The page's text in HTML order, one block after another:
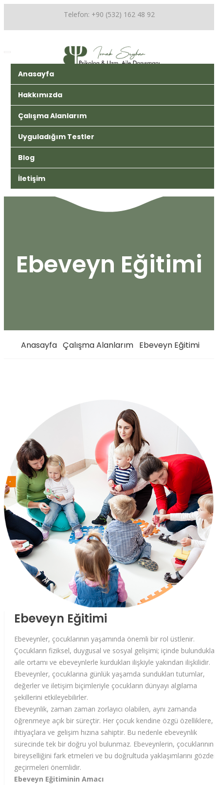
Telefon: +90 (532) 162 48 92
Anasayfa
Hakkımızda
Çalışma Alanlarım
Uyguladığım Testler
Blog
İletişim
Ebeveyn Eğitimi
Anasayfa Çalışma Alanlarım Ebeveyn Eğitimi
Ebeveyn Eğitimi
Ebeveynler, çocuklarının yaşamında önemli bir rol üstlenir.
Çocukların fiziksel, duygusal ve sosyal gelişimi; içinde bulundukları
aile ortamı ve ebeveynlerle kurdukları ilişkiyle yakından ilişkilidir.
Ebeveynler, çocuklarına günlük yaşamda sundukları tutumlar,
değerler ve iletişim biçimleriyle çocukların dünyayı algılama
şekillerini etkileyebilirler.
Ebeveynlik, zaman zaman zorlayıcı olabilen, aynı zamanda
öğrenmeye açık bir süreçtir. Her çocuk kendine özgü özelliklere,
ihtiyaçlara ve gelişim hızına sahiptir. Bu nedenle ebeveynlik
sürecinde tek bir doğru yol bulunmaz. Ebeveynlerin, çocuklarının
bireyselliğini fark etmeleri ve bu doğrultuda yaklaşımlarını gözden
geçirmeleri önemlidir.
Ebeveyn Eğitiminin Amacı